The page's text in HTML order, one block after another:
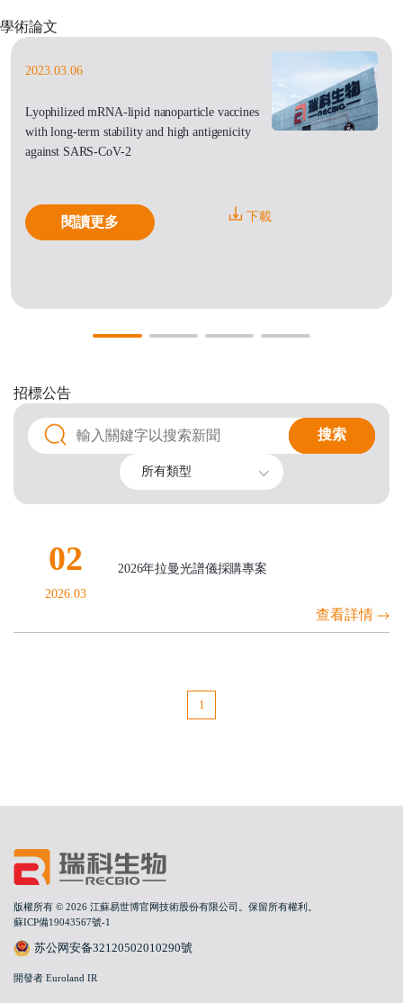
學術論文
2023.03.06
Lyophilized mRNA-lipid nanoparticle vaccines
with long-term stability and high antigenicity
against SARS-CoV-2
閱讀更多 下載
招標公告
搜索
搜索
所有類型
02
2026.03
2026年拉曼光譜儀採購專案
查看詳情
1
版權所有 © 2026 江蘇易世博官网技術股份有限公司。保留所有權利。
蘇ICP備19043567號-1
苏公网安备32120502010290號
開發者 Euroland IR